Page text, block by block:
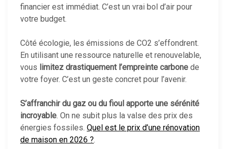
financier est immédiat. C’est un vrai bol d’air pour
votre budget.
Côté écologie, les émissions de CO2 s’effondrent.
En utilisant une ressource naturelle et renouvelable,
vous limitez drastiquement l’empreinte carbone de
votre foyer. C’est un geste concret pour l’avenir.
S’affranchir du gaz ou du fioul apporte une sérénité
incroyable. On ne subit plus la valse des prix des
énergies fossiles. Quel est le prix d’une rénovation
de maison en 2026 ?.